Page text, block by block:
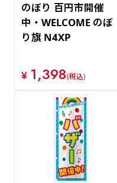
のぼり 百円市開催
中・WELCOME のぼ
り旗 N4XP
¥ 1,398(税込)